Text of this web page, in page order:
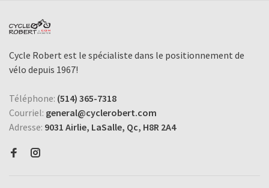
Cycle Robert est le spécialiste dans le positionnement de
vélo depuis 1967!
Téléphone: (514) 365-7318
Courriel: general@cyclerobert.com
Adresse: 9031 Airlie, LaSalle, Qc, H8R 2A4